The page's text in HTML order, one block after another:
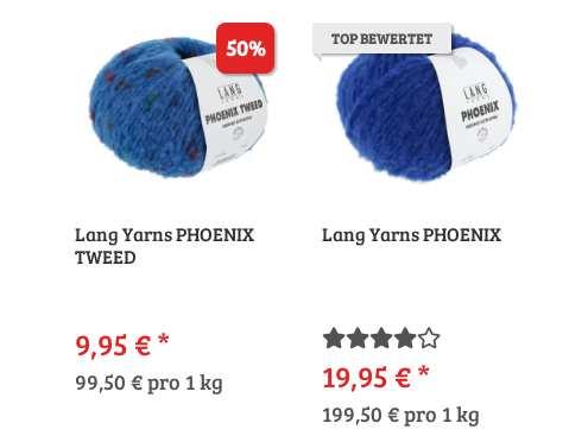
50%
Lang Yarns PHOENIX
TWEED
9,95 €*
99,50 € pro 1 kg
TOP BEWERTET
Lang Yarns PHOENIX
19,95 €*
199,50 € pro 1 kg